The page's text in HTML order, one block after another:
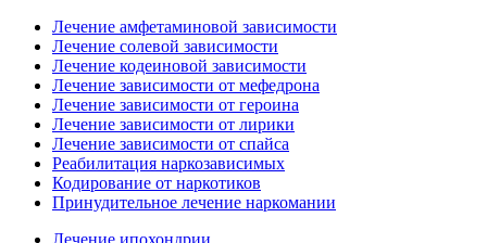
Лечение амфетаминовой зависимости
Лечение солевой зависимости
Лечение кодеиновой зависимости
Лечение зависимости от мефедрона
Лечение зависимости от героина
Лечение зависимости от лирики
Лечение зависимости от спайса
Реабилитация наркозависимых
Кодирование от наркотиков
Принудительное лечение наркомании
Лечение ипохондрии